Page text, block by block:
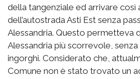
della tangenziale ed arrivare così
dell’autostrada Asti Est senza
Alessandria. Questo permetteva
Alessandria più scorrevole,
ingorghi. Considerato che,
Comune non è stato trovato un